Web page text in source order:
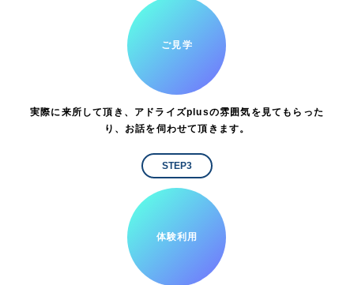
ご見学
実際に来所して頂き、アドライズplusの雰囲気を見てもらった
り、お話を伺わせて頂きます。
STEP3
体験利用